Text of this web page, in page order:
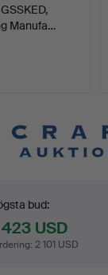
Manufa…
bud:
USD
: 2 101 USD